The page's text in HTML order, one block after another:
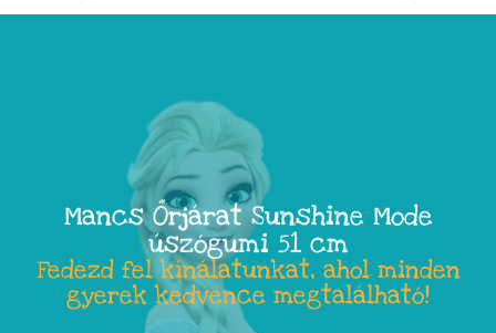
Mancs Őrjárat Sunshine Mode
úszógumi 51 cm
Fedezd fel kínálatunkat, ahol minden
gyerek kedvence megtalálható!